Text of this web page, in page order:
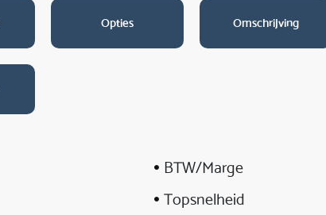
Opties Omschrijving
BTW/Marge
Topsnelheid